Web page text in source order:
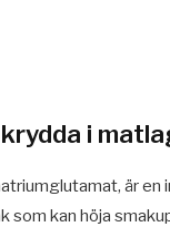
i
är
som kan höja